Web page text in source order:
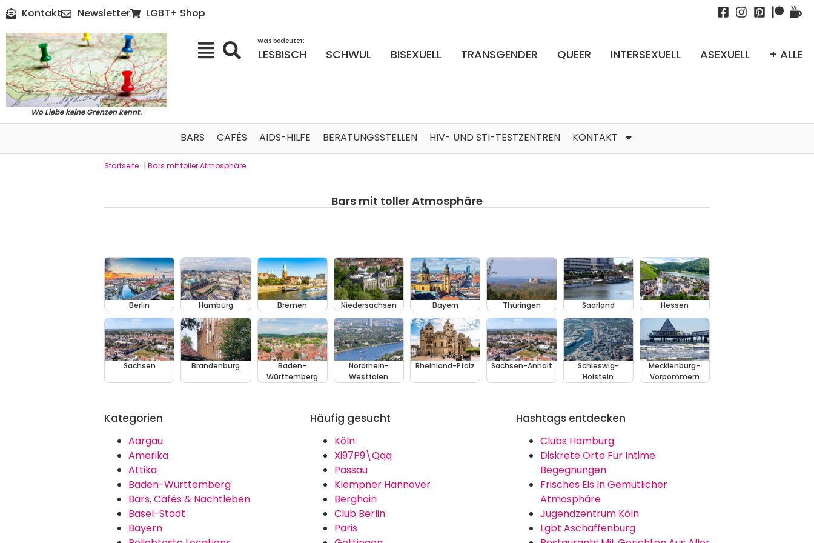
Kontakt Newsletter LGBT+ Shop
Wo Liebe keine Grenzen kennt.
Was bedeutet:
LESBISCH SCHWUL BISEXUELL TRANSGENDER QUEER INTERSEXUELL ASEXUELL + ALLE
BARS CAFÉS AIDS-HILFE BERATUNGSSTELLEN HIV- UND STI-TESTZENTREN KONTAKT
Startseite | Bars mit toller Atmosphäre
Bars mit toller Atmosphäre
Berlin Hamburg Bremen Niedersachsen Bayern Thüringen Saarland Hessen
Sachsen Brandenburg
Baden-
Württemberg
Nordrhein-
Westfalen
Rheinland-Pfalz Sachsen-Anhalt
Schleswig-
Holstein
Mecklenburg-
Vorpommern
Kategorien
Aargau
Amerika
Attika
Baden-Württemberg
Bars, Cafés & Nachtleben
Basel-Stadt
Bayern
Häufig gesucht
Köln
Xi97P9\Qqq
Passau
Klempner Hannover
Berghain
Club Berlin
Paris
Hashtags entdecken
Clubs Hamburg
Diskrete Orte Für Intime
Begegnungen
Frisches Eis In Gemütlicher
Atmosphäre
Jugendzentrum Köln
Lgbt Aschaffenburg